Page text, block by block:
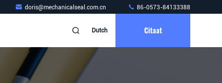
doris@mechanicalseal.com.cn 86-0573-84133388
Dutch Citaat